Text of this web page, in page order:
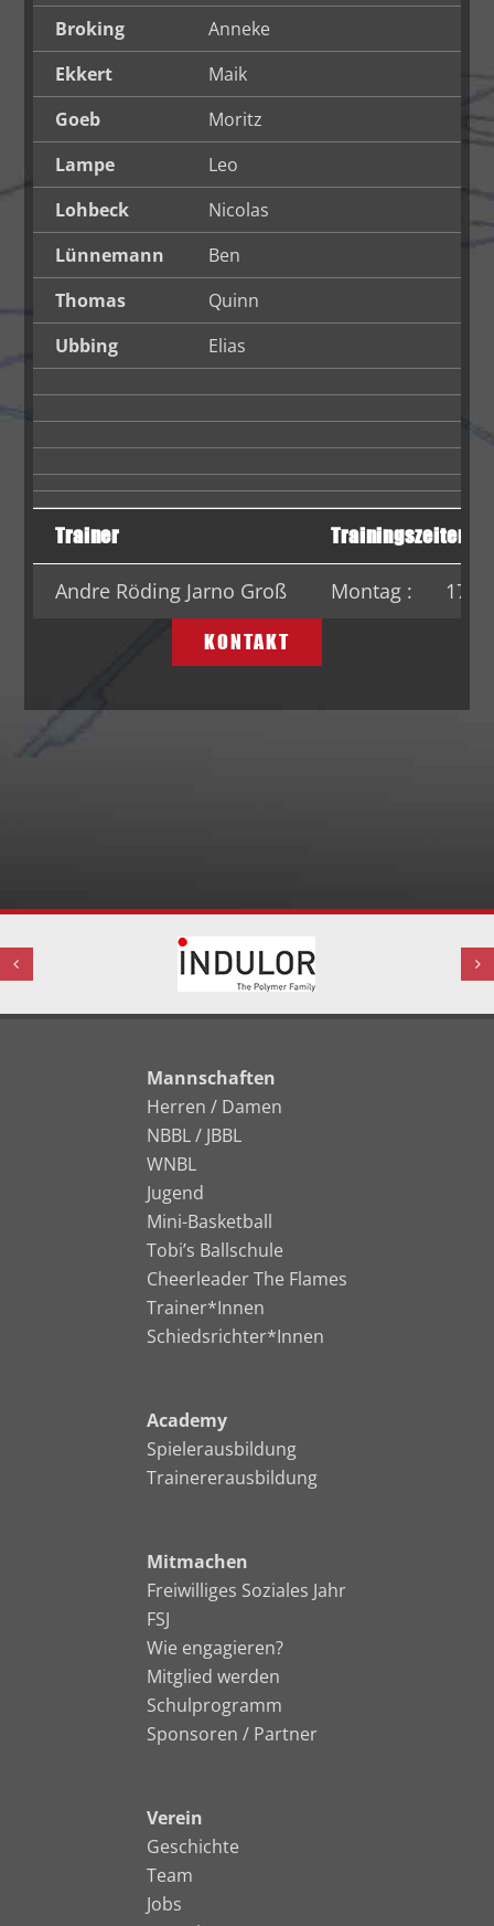
Broking
Anneke
Ekkert
Maik
Goeb
Moritz
Lampe
Leo
Lohbeck
Nicolas
Lünnemann
Ben
Thomas
Quinn
Ubbing
Elias
Trainer Trainingszeiten
Andre Röding Jarno Groß Montag : 17:30
KONTAKT
Mannschaften
Herren / Damen
NBBL / JBBL
WNBL
Jugend
Mini-Basketball
Tobi’s Ballschule
Cheerleader The Flames
Trainer*Innen
Schiedsrichter*Innen
Academy
Spielerausbildung
Trainererausbildung
Mitmachen
Freiwilliges Soziales Jahr
FSJ
Wie engagieren?
Mitglied werden
Schulprogramm
Sponsoren / Partner
Verein
Geschichte
Team
Jobs